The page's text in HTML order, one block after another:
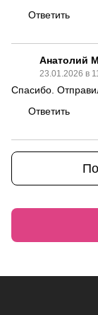
Ответить
Анатолий
23.01.2026 в
Спасибо.
Ответить